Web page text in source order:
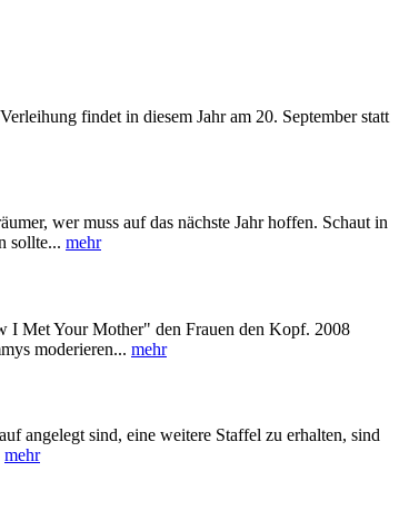
findet in diesem Jahr am 20. September statt
wer muss auf das nächste Jahr hoffen. Schaut in
sollte... mehr
I Met Your Mother" den Frauen den Kopf. 2008
moderieren... mehr
angelegt sind, eine weitere Staffel zu erhalten, sind
mehr